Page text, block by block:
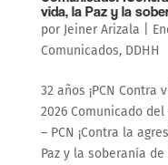
vida, la Paz y la
por Jeiner Arizala
Comunicados, DDHH
32 años ¡PCN
2026 Comunicado
– PCN ¡Contra la
Paz y la soberanía